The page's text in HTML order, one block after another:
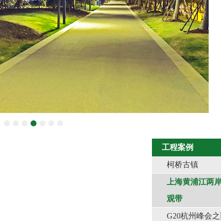
工程案例
柯桥古镇
上海黄浦江两
观带
G20杭州峰会